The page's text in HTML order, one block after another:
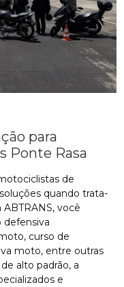
para
Ponte Rasa
de
quando trata-
você
defensiva
curso de
moto, entre outras
alto padrão, a
e